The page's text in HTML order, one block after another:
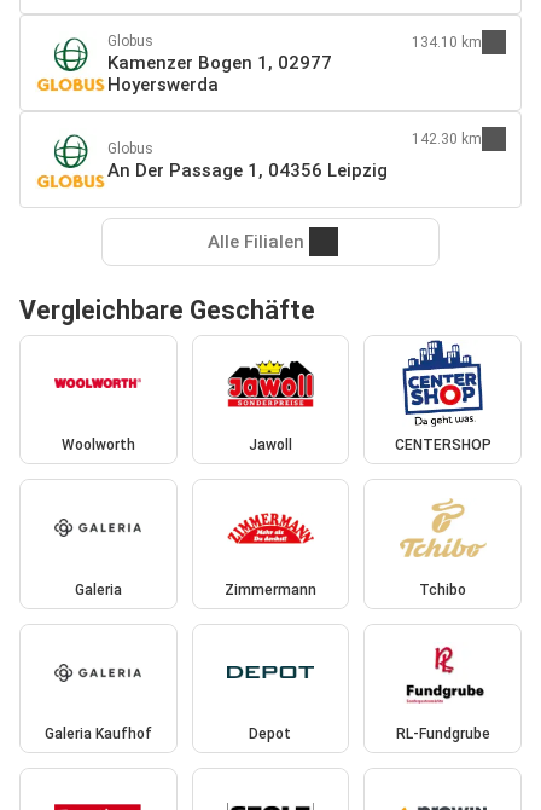
Globus
Kamenzer Bogen 1, 02977
Hoyerswerda
134.10 km
Globus
An Der Passage 1, 04356 Leipzig
142.30 km
Alle Filialen
Vergleichbare Geschäfte
Woolworth Jawoll CENTERSHOP
Galeria Zimmermann Tchibo
Galeria Kaufhof Depot RL-Fundgrube